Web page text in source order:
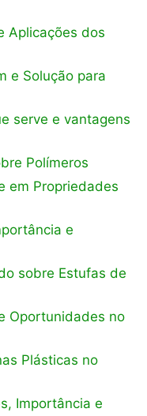
Aplicações dos
e Solução para
serve e vantagens
Polímeros
em Propriedades
e
sobre Estufas de
Oportunidades no
Plásticas no
Importância e